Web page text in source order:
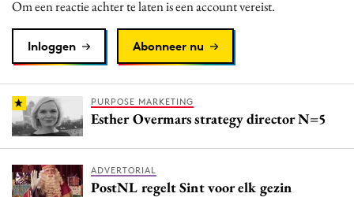
Om een reactie achter te laten is een account vereist.
Inloggen Abonneer nu
PURPOSE MARKETING
Esther Overmars strategy director N=5
ADVERTORIAL
PostNL regelt Sint voor elk gezin